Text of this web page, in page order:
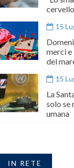
15
merci
del
15
La
solo se
umana
IN RETE